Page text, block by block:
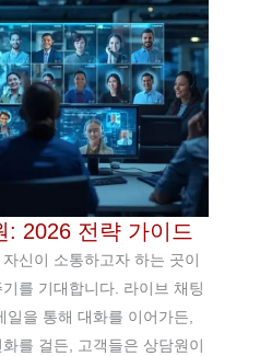
: 2026 전략 가이드
신이 소통하고자 하는 곳이
를 기대합니다. 라이브 채팅
일을 통해 대화를 이어가든,
를 걸든, 고객들은 상담원이